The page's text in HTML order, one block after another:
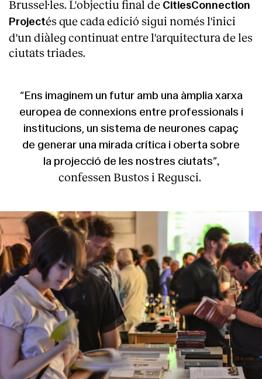
Serveis
Brussel·les. L'objectiu final de CitiesConnection
Projectés que cada edició sigui només l'inici
d'un diàleg continuat entre l'arquitectura de les
ciutats triades.
“Ens imaginem un futur amb una àmplia xarxa
europea de connexions entre professionals i
institucions, un sistema de neurones capaç
de generar una mirada crítica i oberta sobre
la projecció de les nostres ciutats”,
confessen Bustos i Regusci.